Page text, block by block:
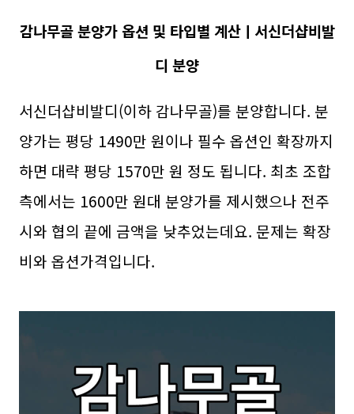
감나무골 분양가 옵션 및 타입별 계산ㅣ서신더샵비발
디 분양
서신더샵비발디(이하 감나무골)를 분양합니다. 분
양가는 평당 1490만 원이나 필수 옵션인 확장까지
하면 대략 평당 1570만 원 정도 됩니다. 최초 조합
측에서는 1600만 원대 분양가를 제시했으나 전주
시와 협의 끝에 금액을 낮추었는데요. 문제는 확장
비와 옵션가격입니다.